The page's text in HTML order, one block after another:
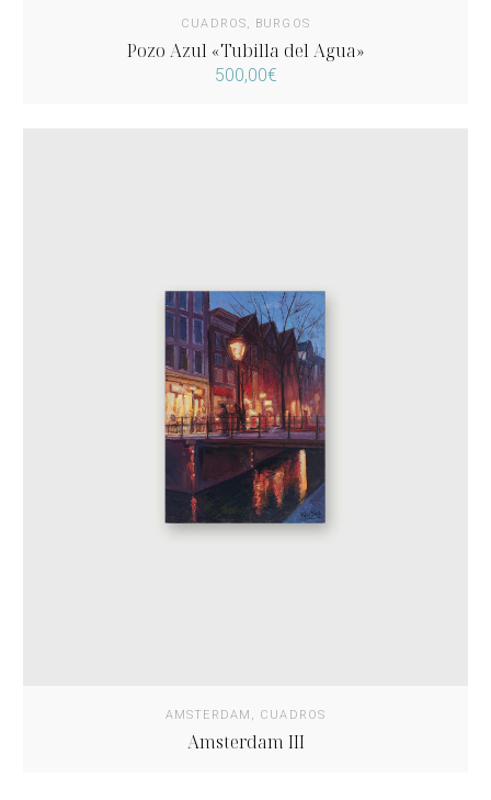
CUADROS, BURGOS
Pozo Azul «Tubilla del Agua»
500,00€
AMSTERDAM , CUADROS
Amsterdam III